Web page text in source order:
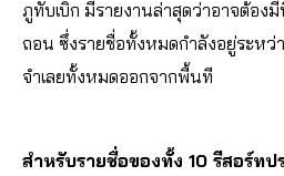
ภูทับเบิก มีรายงานล่าสุดว่าอาจต้อง
ถอน ซึ่งรายชื่อทั้งหมดกำลังอยู่ระหว่
จำเลยทั้งหมดออกจากพื้นที
สำหรับรายชื่อของทั้ง 10 รีสอร์ทป